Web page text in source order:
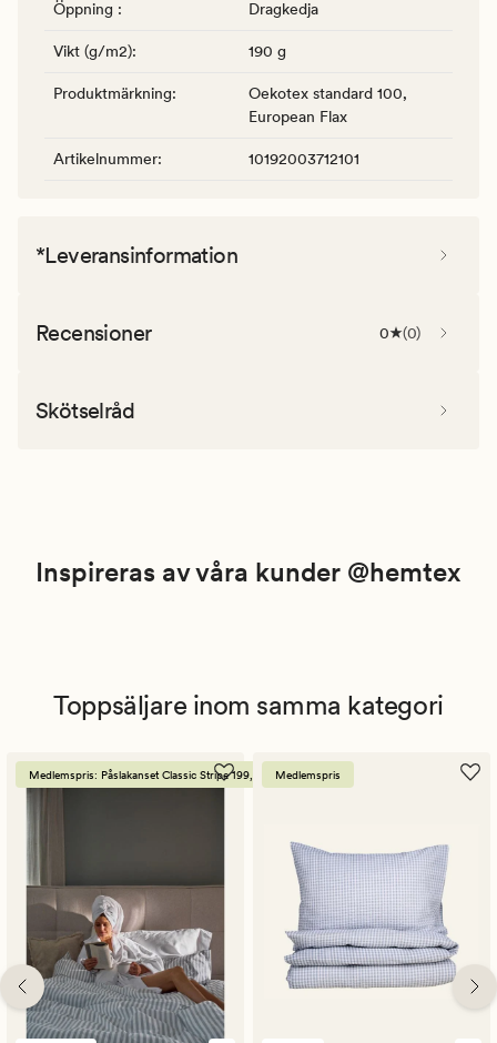
Öppning : Dragkedja
Vikt (g/m2): 190 g
Produktmärkning:
Oekotex standard 100,
European Flax
Artikelnummer: 10192003712101
*Leveransinformation
Recensioner 0 (0)
Skötselråd
Inspireras av våra kunder @hemtex
Toppsäljare inom samma kategori
Medlemspris: Påslakanset Classic Stripe 199,- Medlemspris